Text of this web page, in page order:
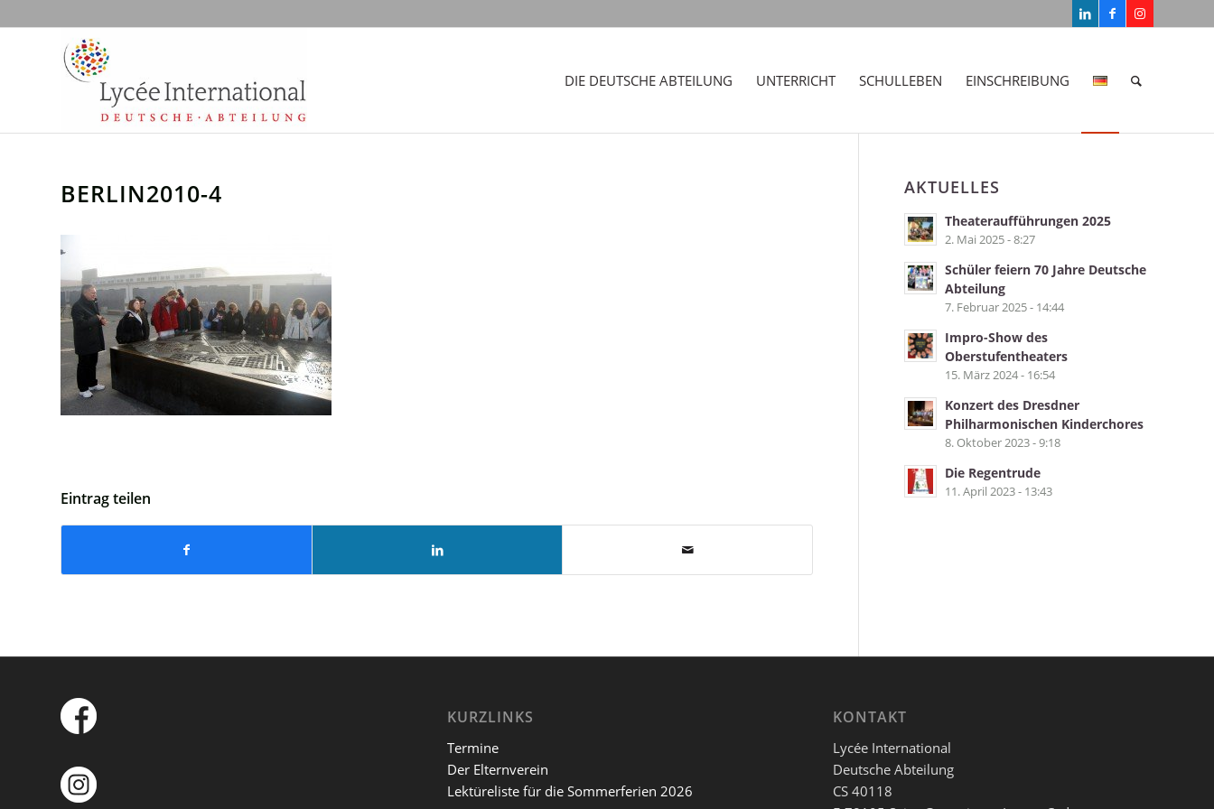
DIE DEUTSCHE ABTEILUNG UNTERRICHT SCHULLEBEN EINSCHREIBUNG
BERLIN2010-4
Eintrag teilen
AKTUELLES
Theateraufführungen 2025
2. Mai 2025 - 8:27
Schüler feiern 70 Jahre Deutsche
Abteilung
7. Februar 2025 - 14:44
Impro-Show des
Oberstufentheaters
15. März 2024 - 16:54
Konzert des Dresdner
Philharmonischen Kinderchores
8. Oktober 2023 - 9:18
Die Regentrude
11. April 2023 - 13:43
KURZLINKS
Termine
Der Elternverein
Lektüreliste für die Sommerferien 2026
KONTAKT
Lycée International
Deutsche Abteilung
CS 40118